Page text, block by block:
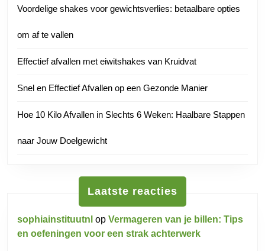
Voordelige shakes voor gewichtsverlies: betaalbare opties
om af te vallen
Effectief afvallen met eiwitshakes van Kruidvat
Snel en Effectief Afvallen op een Gezonde Manier
Hoe 10 Kilo Afvallen in Slechts 6 Weken: Haalbare Stappen
naar Jouw Doelgewicht
Laatste reacties
sophiainstituutnl op Vermageren van je billen: Tips
en oefeningen voor een strak achterwerk